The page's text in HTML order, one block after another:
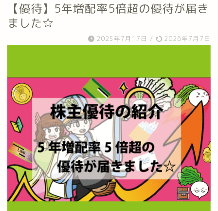
【優待】5年増配率5倍超の優待が届き
ました☆
2025年7月17日 / 2026年7月7日